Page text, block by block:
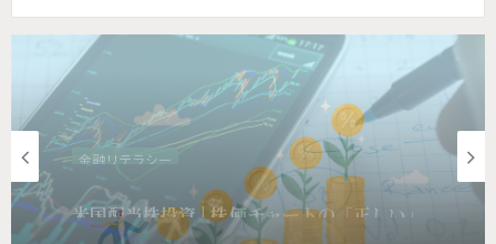
金融リテラシー
米国配当株投資 | 10年前の選択の「間違
い」